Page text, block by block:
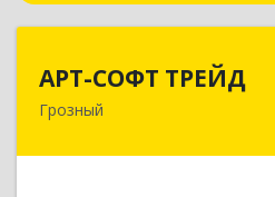
АРТ-СОФТ ТРЕЙД
Грозный
364013, Чеченская Респ,